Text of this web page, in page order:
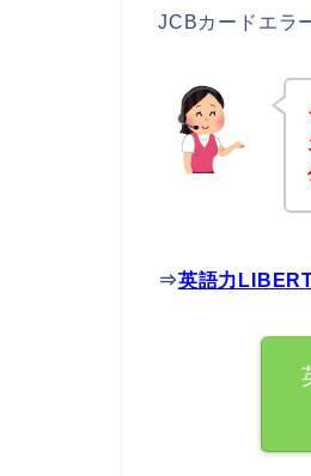
JCBカードエラ
⇒英語力